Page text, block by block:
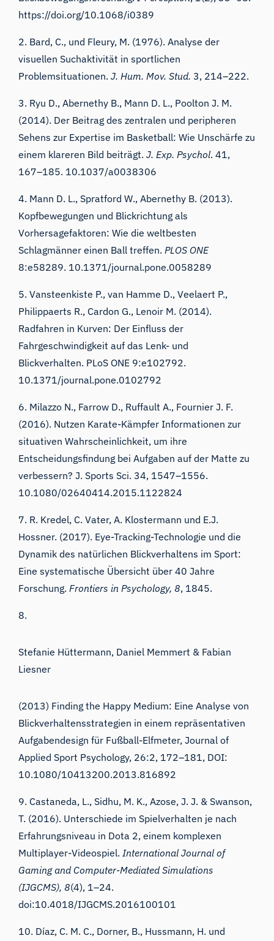
https://doi.org/10.1068/i0389
2. Bard, C., und Fleury, M. (1976). Analyse der
visuellen Suchaktivität in sportlichen
Problemsituationen.J. Hum. Mov. Stud. 3, 214–222.
3. Ryu D., Abernethy B., Mann D. L., Poolton J. M.
(2014). Der Beitrag des zentralen und peripheren
Sehens zur Expertise im Basketball: Wie Unschärfe zu
einem klareren Bild beiträgt.J. Exp. Psychol. 41,
167–185. 10.1037/a0038306
4. Mann D. L., Spratford W., Abernethy B. (2013).
Kopfbewegungen und Blickrichtung als
Vorhersagefaktoren: Wie die weltbesten
Schlagmänner einen Ball treffen. PLOS ONE
8:e58289. 10.1371/journal.pone.0058289
5. Vansteenkiste P., van Hamme D., Veelaert P.,
Philippaerts R., Cardon G., Lenoir M. (2014).
Radfahren in Kurven: Der Einfluss der
Fahrgeschwindigkeit auf das Lenk- und
Blickverhalten. PLoS ONE 9:e102792.
10.1371/journal.pone.0102792
6. Milazzo N., Farrow D., Ruffault A., Fournier J. F.
(2016). Nutzen Karate-Kämpfer Informationen zur
situativen Wahrscheinlichkeit, um ihre
Entscheidungsfindung bei Aufgaben auf der Matte zu
verbessern? J. Sports Sci. 34, 1547–1556.
10.1080/02640414.2015.1122824
7. R. Kredel, C. Vater, A. Klostermann und E.J.
Hossner. (2017). Eye-Tracking-Technologie und die
Dynamik des natürlichen Blickverhaltens im Sport:
Eine systematische Übersicht über 40 Jahre
Forschung. Frontiers in Psychology, 8, 1845.
8.
Stefanie Hüttermann, Daniel Memmert & Fabian
Liesner
(2013) Finding the Happy Medium: Eine Analyse von
Blickverhaltensstrategien in einem repräsentativen
Aufgabendesign für Fußball-Elfmeter, Journal of
Applied Sport Psychology, 26:2, 172–181, DOI:
10.1080/10413200.2013.816892
9. Castaneda, L., Sidhu, M. K., Azose, J. J. & Swanson,
T. (2016). Unterschiede im Spielverhalten je nach
Erfahrungsniveau in Dota 2, einem komplexen
Multiplayer-Videospiel. International Journal of
Gaming and Computer-Mediated Simulations
(IJGCMS), 8(4), 1–24.
doi:10.4018/IJGCMS.2016100101
10. Díaz, C. M. C., Dorner, B., Hussmann, H. und